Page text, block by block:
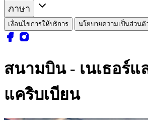
ภาษา
เงื่อนไขการให้บริการ นโยบายความเป็นส่วนตั
สนามบิน - เนเธอร์แ
แคริบเบียน